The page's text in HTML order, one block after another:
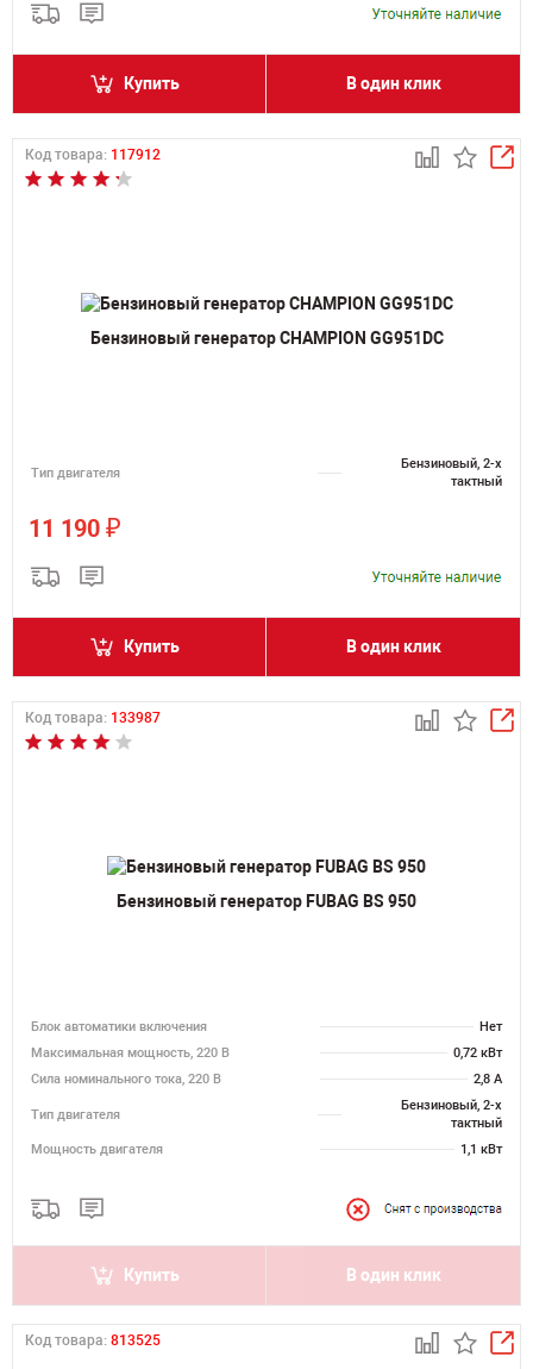
Купить В один клик
Код товара: 117912
Бензиновый генератор CHAMPION GG951DC
Тип двигателя
Бензиновый, 2-х
тактный
11 190 ₽
Купить В один клик
Код товара: 133987
Бензиновый генератор FUBAG BS 950
Блок автоматики включения
Нет
Максимальная мощность, 220 В
0,72 кВт
Сила номинального тока, 220 В
2,8 А
Тип двигателя
Бензиновый, 2-х
тактный
Мощность двигателя
1,1 кВт
Купить В один клик
Код товара: 813525